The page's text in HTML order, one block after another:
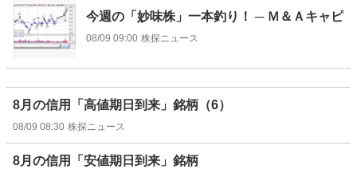
今週の「妙味株」一本釣り！ ─ Ｍ＆Ａキャピ
08/09 09:00 株探ニュース
8月の信用「高値期日到来」銘柄（6）
08/09 08:30 株探ニュース
8月の信用「安値期日到来」銘柄